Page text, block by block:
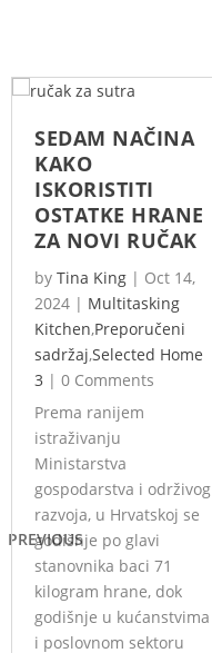
PREVIOUS
SEDAM NAČINA
KAKO
ISKORISTITI
OSTATKE HRANE
ZA NOVI RUČAK
by Tina King | Oct 14,
2024 | Multitasking
Kitchen,Preporučeni
sadržaj,Selected Home
3 | 0 Comments
Prema ranijem
istraživanju
Ministarstva
gospodarstva i održivog
razvoja, u Hrvatskoj se
godišnje po glavi
stanovnika baci 71
kilogram hrane, dok
godišnje u kućanstvima
i poslovnom sektoru